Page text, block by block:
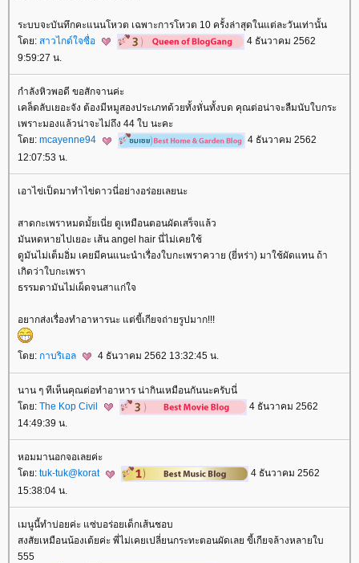
ระบบจะบันทึกคะแนนโหวต เฉพาะการโหวต 10 ครั้งล่าสุดในแต่ละวันเท่านั้น
ดย: สาวไกด์ใจซื่อ
4 ธันวาคม 2562
9:59:27 น.
กำลังหิวพอดี ขอสักจานค่ะ
เคล็ดลับเยอะจัง ต้องมีหมูสองประเภทด้วยทั้งหั่นทั้งบด คุณต่อน่าจะลืมนับใบกระ
เพราะมองแล้วน่าจะไม่ถึง 44 ใบ นะคะ
ดย: mcayenne94
4 ธันวาคม 2562
12:07:53 น.
เอาไข่เป็ดมาทำไข่ดาวนี่อย่างอร่อยเลยนะ
สาดกะเพราหมดมั้ยเนี่ย ดูเหมือนตอนผัดเสร็จแล้ว
มันหดหายไปเยอะ เส้น angel hair นี่ไม่เคยใช้
ดูมันไม่เต็มอิ่ม เคยมีคนแนะนำเรื่องใบกะเพราควาย (ยี่หร่า) มาใช้ผัดแทน ถ้า
เกิดว่าใบกะเพรา
ธรรมดามันไม่เผ็ดจนสาแก่ใจ
อยากส่งเรื่องทำอาหารนะ แต่ขี้เกียจถ่ายรูปมาก!!!
ดย: กาบริเอล 4 ธันวาคม 2562 13:32:45 น.
นาน ๆ ทีเห็นคุณต่อทำอาหาร น่ากินเหมือนกันนะครับนี่
ดย: The Kop Civil
4 ธันวาคม 2562
14:49:39 น.
หอมมานอกจอเลยค่ะ
ดย: tuk-tuk@korat
4 ธันวาคม 2562
15:38:04 น.
เมนูนี้ทำบ่อยค่ะ แซ่บอร่อยเด็กเส้นชอบ
สงสัยเหมือนน้องเต้ยค่ะ พี่ไม่เคยเปลี่ยนกระทะตอนผัดเลย ขี้เกียจล้างหลายใบ
555